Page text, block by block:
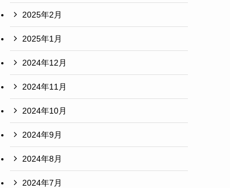
2025年2月
2025年1月
2024年12月
2024年11月
2024年10月
2024年9月
2024年8月
2024年7月